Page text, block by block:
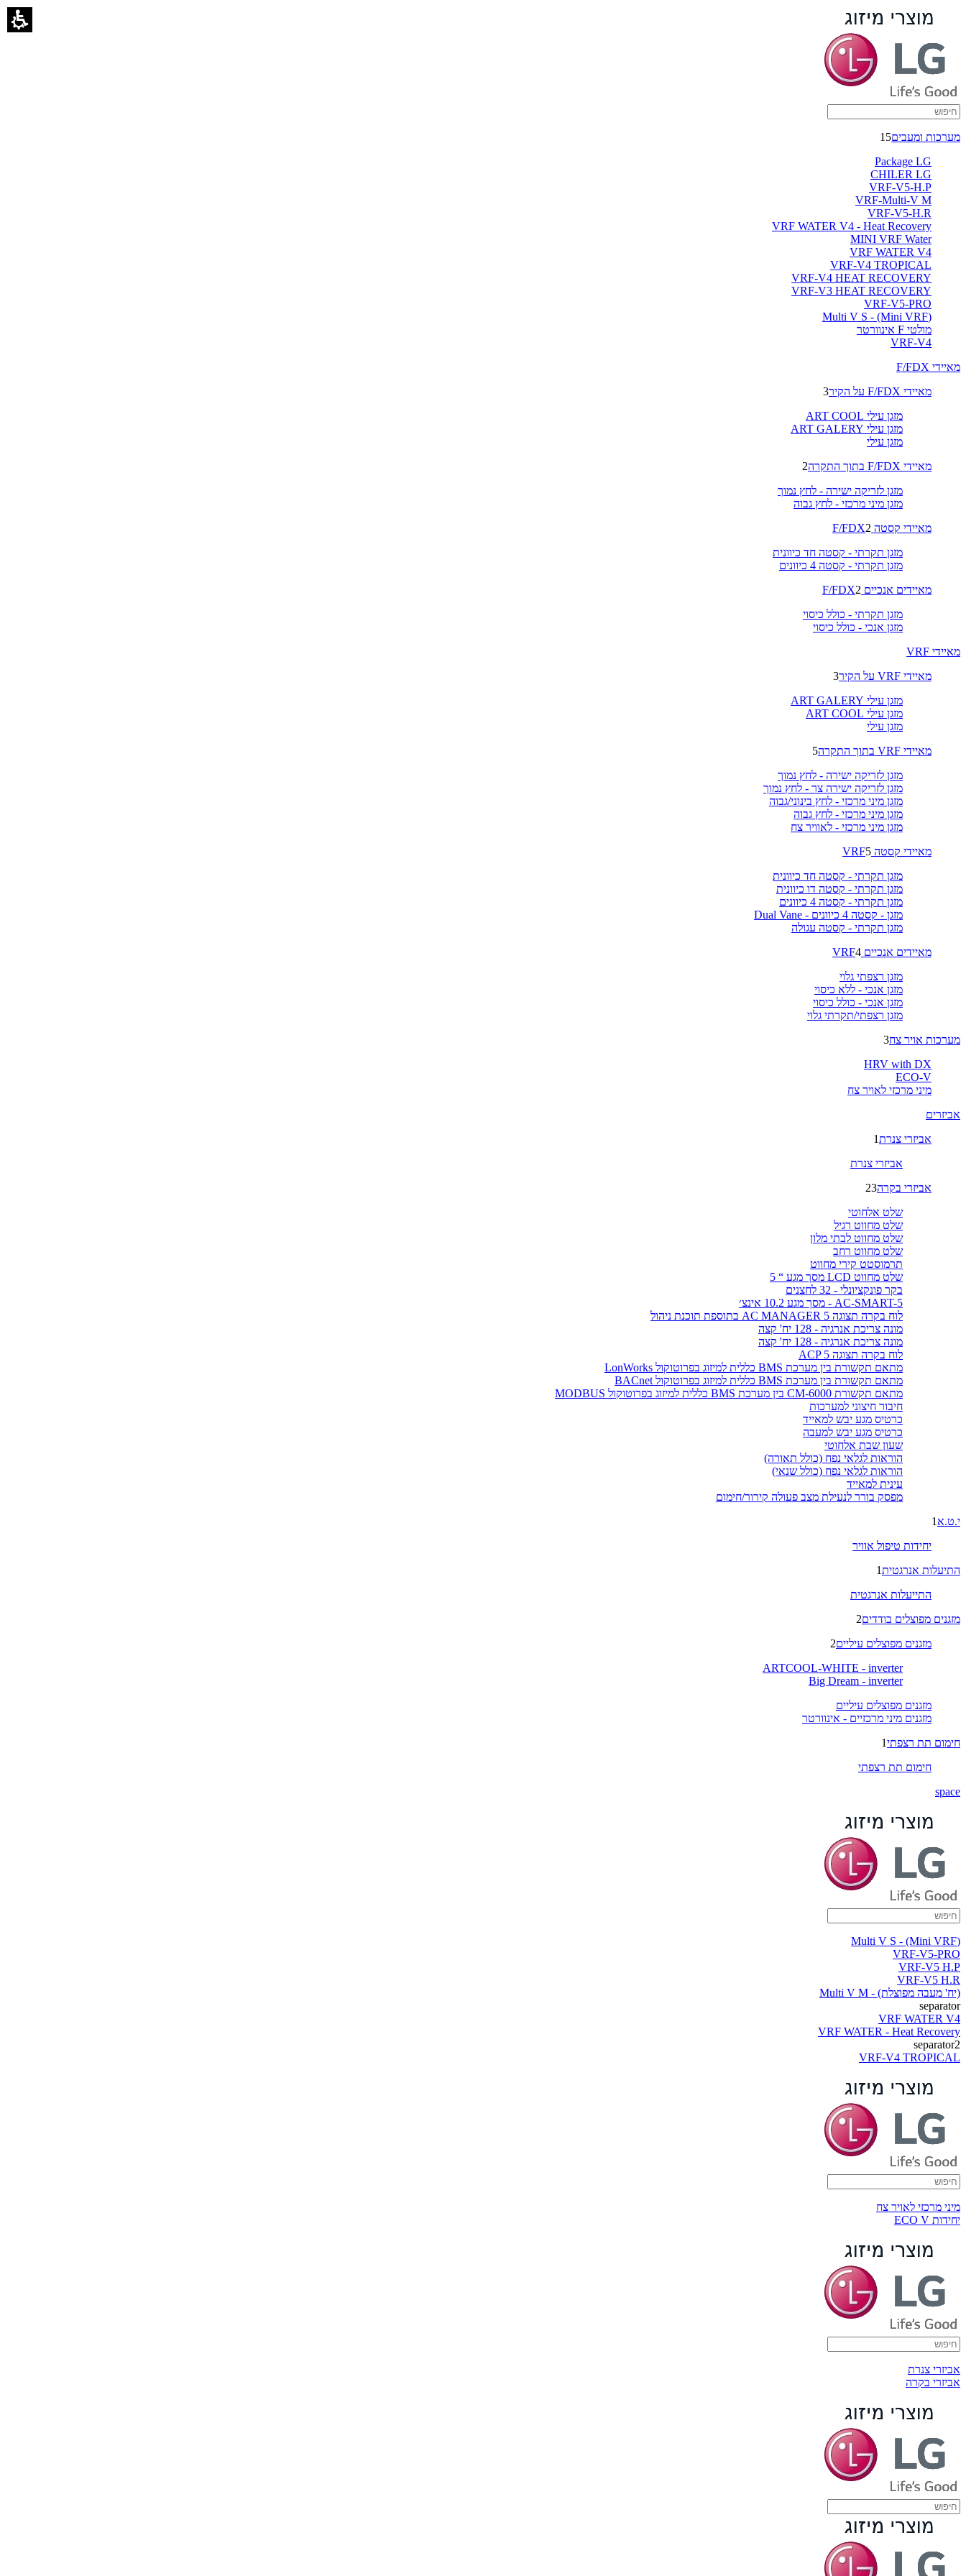
אביזרי
צנרת
ברימאג
מערכות
מערכות ומעבים15
Package LG
CHILER LG
VRF-V5-H.P
VRF-Multi-V M
VRF-V5-H.R
VRF WATER V4 - Heat Recovery
MINI VRF Water
VRF WATER V4
VRF-V4 TROPICAL
VRF-V4 HEAT RECOVERY
VRF-V3 HEAT RECOVERY
VRF-V5-PRO
(Multi V S - (Mini VRF
מולטי F אינוורטר
VRF-V4
מאיידי F/FDX
מאיידי F/FDX על הקיר
3
מזגן עילי ART COOL
מזגן עילי ART GALERY
מזגן עילי
מאיידי F/FDX בתוך התקרה
2
מזגן לזריקה ישירה - לחץ נמוך
מזגן מיני מרכזי - לחץ גבוה
מאיידי קסטה F/FDX 2
מזגן תקרתי - קסטה חד כיוונית
מזגן תקרתי - קסטה 4 כיוונים
מאיידים אנכיים F/FDX 2
מזגן תקרתי - כולל כיסוי
מזגן אנכי - כולל כיסוי
מאיידי VRF
מאיידי VRF על הקיר
3
מזגן עילי ART GALERY
מזגן עילי ART COOL
מזגן עילי
מאיידי VRF בתוך התקרה
5
מזגן לזריקה ישירה - לחץ נמוך
מזגן לזריקה ישירה צר - לחץ נמוך
מזגן מיני מרכזי - לחץ בינוני/גבוה
מזגן מיני מרכזי - לחץ גבוה
מזגן מיני מרכזי - לאוויר צח
מאיידי קסטה VRF 5
מזגן תקרתי - קסטה חד כיוונית
מזגן תקרתי - קסטה דו כיוונית
מזגן תקרתי - קסטה 4 כיוונים
מזגן - קסטה 4 כיוונים - Dual Vane
מזגן תקרתי - קסטה עגולה
מאיידים אנכיים VRF 4
מזגן רצפתי גלוי
מזגן אנכי - ללא כיסוי
מזגן אנכי - כולל כיסוי
מזגן רצפתי/תקרתי גלוי
מערכות אויר צח3
HRV with DX
ECO-V
מיני מרכזי לאויר צח
אביזרים
אביזרי צנרת1
אביזרי צנרת
אביזרי בקרה23
שלט אלחוטי
שלט מחווט רגיל
שלט מחווט לבתי מלון
שלט מחווט רחב
תרמוסטט קירי מחווט
שלט מחווט LCD מסך מגע “ 5
בקר פונקציונלי - 32 לחצנים
AC-SMART-5 - מסך מגע 10.2 אינצ׳
לוח בקרה תצוגה AC MANAGER 5 בתוספת תוכנת ניהול
מונה צריכת אנרגיה - 128 יח' קצה
מונה צריכת אנרגיה - 128 יח' קצה
לוח בקרה תצוגה ACP 5
מתאם תקשורת בין מערכת BMS כללית למיזוג בפרוטוקול LonWorks
מתאם תקשורת בין מערכת BMS כללית למיזוג בפרוטוקול BACnet
מתאם תקשורת CM-6000 בין מערכת BMS כללית למיזוג בפרוטוקול MODBUS
חיבור חיצוני למערכות
כרטיס מגע יבש למאייד
כרטיס מגע יבש למעבה
שעון שבת אלחוטי
הוראות לגלאי נפח (כולל תאורה)
הוראות לגלאי נפח (כולל שנאי)
עינית למאייד
מפסק בורר לנעילת מצב פעולה קירור/חימום
י.ט.א 1
יחידות טיפול אוויר
התיעלות אנרגטית1
התייעלות אנרגטית
מזגנים מפוצלים בודדים2
מזגנים מפוצלים עיליים2
ARTCOOL-WHITE - inverter
Big Dream - inverter
מזגנים מפוצלים עיליים
מזגנים מיני מרכזיים - אינוורטר
חימום תת רצפתי1
חימום תת רצפתי
space
(Multi V S - (Mini VRF
VRF-V5-PRO
VRF-V5 H.P
VRF-V5 H.R
(יח' מעבה מפוצלת) - Multi V M
separator
VRF WATER V4
VRF WATER - Heat Recovery
separator2
VRF-V4 TROPICAL
מיני מרכזי לאויר צח
יחידות ECO V
אביזרי צנרת
אביזרי בקרה